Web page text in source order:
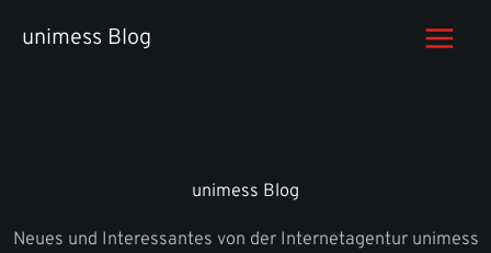
Inhaltunimess Blog
unimess Blog
Neues und Interessantes von der Internetagentur unimess